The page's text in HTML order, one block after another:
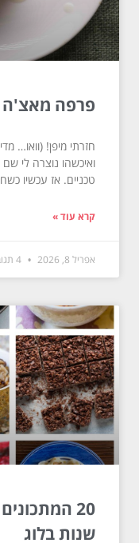
פרפה מאצ'ה
חזרתי מיפן! (וואו…
ואיכשהו נוצרה לי
טכניים. אז עכשיו
קרא עוד »
אפריל 8, 2026
שנות בלוג